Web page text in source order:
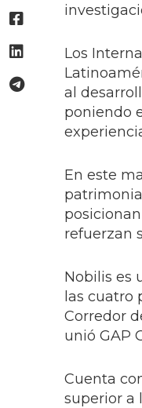
Los
al
poniendo
En este
refuerzan
Nobilis es
las cuatro
Corredor
unió GAP
Cuenta
superior a